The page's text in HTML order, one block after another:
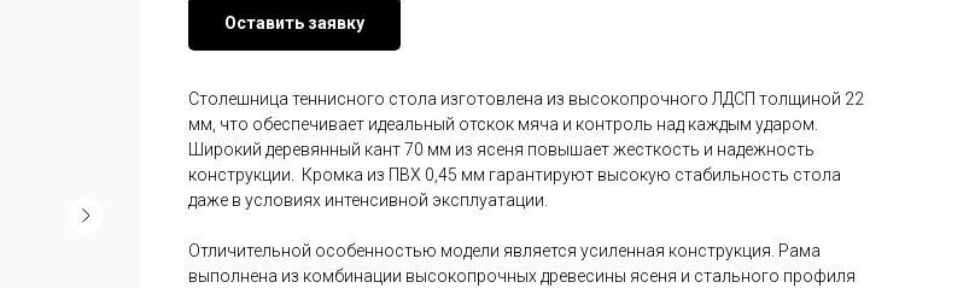
Оставить заявку
Столешница теннисного стола изготовлена из высокопрочного ЛДСП толщиной 22
мм, что обеспечивает идеальный отскок мяча и контроль над каждым ударом.
Широкий деревянный кант 70 мм из ясеня повышает жесткость и надежность
конструкции. Кромка из ПВХ 0,45 мм гарантируют высокую стабильность стола
даже в условиях интенсивной эксплуатации.
Отличительной особенностью модели является усиленная конструкция. Рама
выполнена из комбинации высокопрочных древесины ясеня и стального профиля